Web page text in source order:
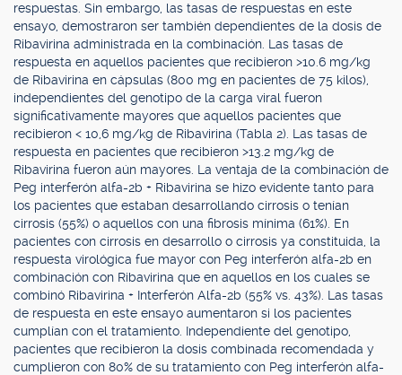
respuestas. Sin embargo, las tasas de respuestas en este
ensayo, demostraron ser también dependientes de la dosis de
Ribavirina administrada en la combinación. Las tasas de
respuesta en aquellos pacientes que recibieron >10.6 mg/kg
de Ribavirina en cápsulas (800 mg en pacientes de 75 kilos),
independientes del genotipo de la carga viral fueron
significativamente mayores que aquellos pacientes que
recibieron < 10,6 mg/kg de Ribavirina (Tabla 2). Las tasas de
respuesta en pacientes que recibieron >13.2 mg/kg de
Ribavirina fueron aún mayores. La ventaja de la combinación de
Peg interferón alfa-2b + Ribavirina se hizo evidente tanto para
los pacientes que estaban desarrollando cirrosis o tenían
cirrosis (55%) o aquellos con una fibrosis mínima (61%). En
pacientes con cirrosis en desarrollo o cirrosis ya constituida, la
respuesta virológica fue mayor con Peg interferón alfa-2b en
combinación con Ribavirina que en aquellos en los cuales se
combinó Ribavirina + Interferón Alfa-2b (55% vs. 43%). Las tasas
de respuesta en este ensayo aumentaron si los pacientes
cumplían con el tratamiento. Independiente del genotipo,
pacientes que recibieron la dosis combinada recomendada y
cumplieron con 80% de su tratamiento con Peg interferón alfa-